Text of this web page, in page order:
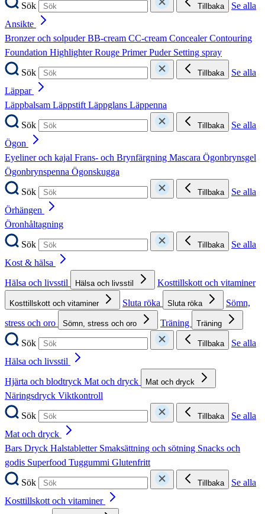
Sök Tillbaka
Se alla
Ansikte
Bronzer och solpuderBB-cream CC-cream ConcealerContouring
Foundation HighlighterRouge PrimerPuder Setting spray
Sök
Tillbaka
Se alla
Läppar
Läppbalsam LäppstiftLäppglans Läppenna
Sök
Tillbaka
Se alla
Ögon
Eyeliner och kajal Frans- och Brynfärgning Mascara Ögonbrynsgel
Ögonbrynspenna Ögonskugga
Sök
Tillbaka
Se alla
Örhängen
Öronhåltagning
Sök
Tillbaka
Se alla
Kost & hälsa
Hälsa och livsstil
Hälsa och livsstil Kosttillskott och vitaminer
Kosttillskott och vitaminer Sluta röka Sluta röka
Sömn,
stress och oro
Sömn, stress och oro Träning Träning
Sök Tillbaka
Se alla
Hälsa och livsstil
Hjärta och blodtryck Mat och dryck Mat och dryck
Näringsdryck Viktkontroll
Sök
Tillbaka
Se alla
Mat och dryck
Bars Dryck Halstabletter Smaksättning och sötning Snacks och
godis Superfood Tuggummi Glutenfritt
Sök
Tillbaka
Se alla
Kosttillskott och vitaminer